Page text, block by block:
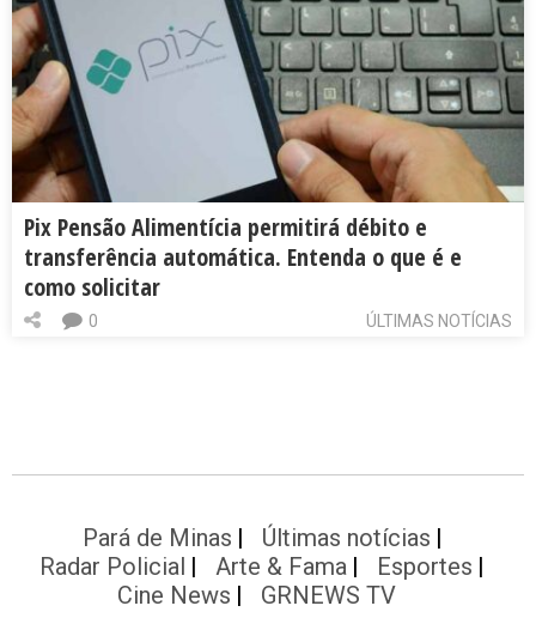
Pix Pensão Alimentícia permitirá débito e
transferência automática. Entenda o que é e
como solicitar
ÚLTIMAS NOTÍCIAS
0
Pará de Minas
Últimas notícias
Radar Policial
Arte & Fama
Esportes
Cine News
GRNEWS TV